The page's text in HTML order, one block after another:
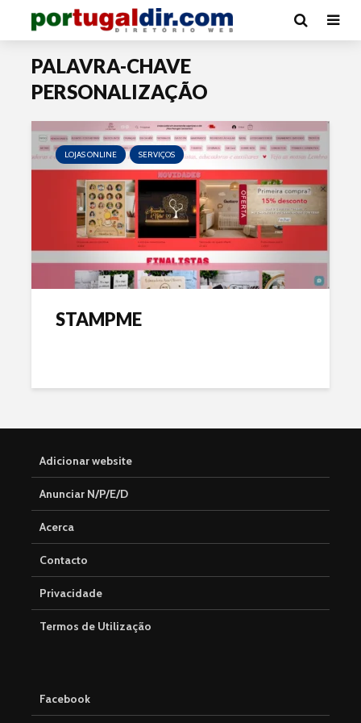
PALAVRA-CHAVE
PERSONALIZAÇÃO
LOJAS ONLINE SERVIÇOS
STAMPME
Adicionar website
Anunciar N/P/E/D
Acerca
Contacto
Privacidade
Termos de Utilização
Facebook